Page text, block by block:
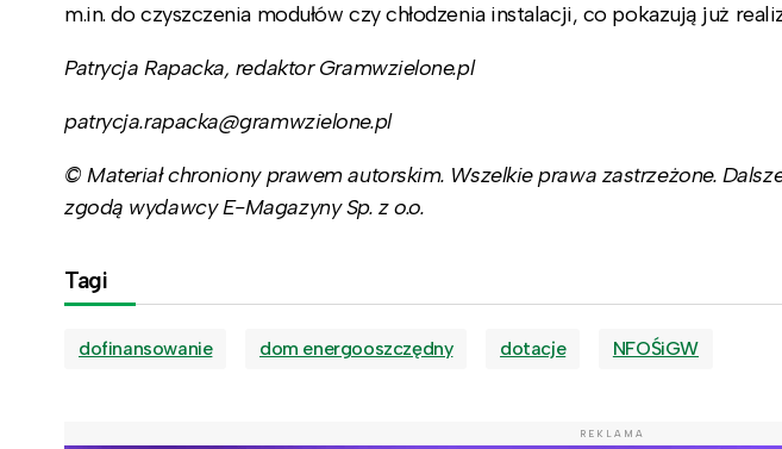
m.in. do czyszczenia modułów czy chłodzenia instalacji, co pokazują już
Patrycja Rapacka, redaktor Gramwzielone.pl
patrycja.rapacka@gramwzielone.pl
© Materiał chroniony prawem autorskim. Wszelkie prawa zastrzeżone.
zgodą wydawcy E-Magazyny Sp. z o.o.
Tagi
dofinansowanie dom energooszczędny dotacje NFOŚiGW
REKLAMA